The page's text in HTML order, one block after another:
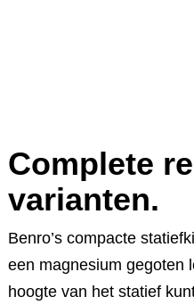
Complete
varianten.
Benro’s compacte
een magnesium gegoten
hoogte van het statief